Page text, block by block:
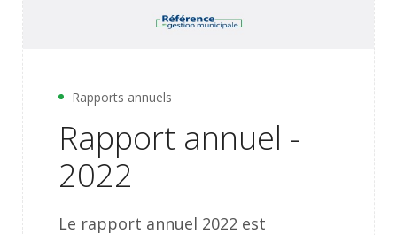
Rapports annuels
Rapport annuel -
2022
Le rapport annuel 2022 est